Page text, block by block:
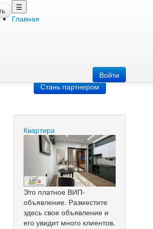
☰
Главная
Войти
Стань партнером
Квартира
Это платное ВИП-
объявление. Разместите
здесь свое объявление и
его увидит много клиентов.